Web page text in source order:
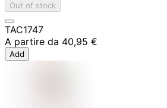
Out of stock
TAC1747
A partire da 40,95 €
Add